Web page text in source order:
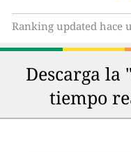
Ranking updated hace
Descarga la
tiempo